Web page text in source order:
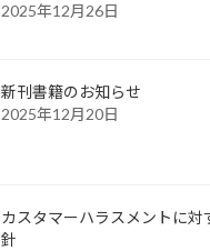
2025年12月26日
新刊書籍のお知らせ
2025年12月20日
カスタマーハラスメントに対
針